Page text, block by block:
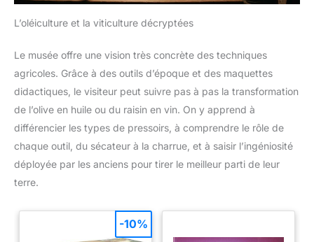
L’oléiculture et la viticulture décryptées
Le musée offre une vision très concrète des techniques
agricoles. Grâce à des outils d’époque et des maquettes
didactiques, le visiteur peut suivre pas à pas la transformation
de l’olive en huile ou du raisin en vin. On y apprend à
différencier les types de pressoirs, à comprendre le rôle de
chaque outil, du sécateur à la charrue, et à saisir l’ingéniosité
déployée par les anciens pour tirer le meilleur parti de leur
terre.
-10%